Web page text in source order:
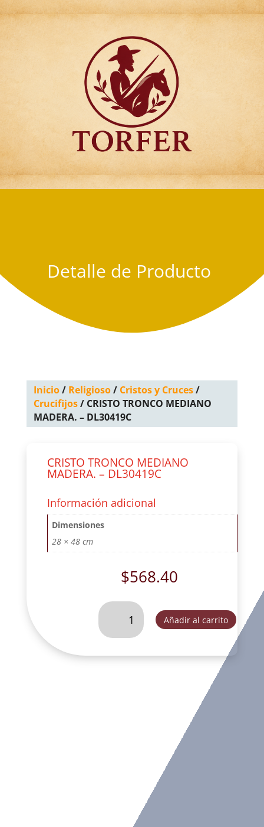
Articulos para
Regalo Torfer.
Detalle de Producto
Inicio/ Religioso/ Cristos y Cruces/
Crucifijos/ CRISTO TRONCO MEDIANO
MADERA. – DL30419C
CRISTO TRONCO MEDIANO
MADERA. – DL30419C
Información adicional
Dimensiones
28 × 48 cm
$568.40
CRISTO
TRONCO
MEDIANO
-
Añadir al carrito